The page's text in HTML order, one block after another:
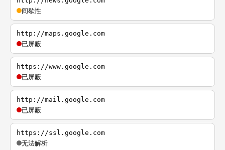
间歇性
http://maps.google.com
已屏蔽
https://www.google.com
已屏蔽
http://mail.google.com
已屏蔽
https://ssl.google.com
无法解析